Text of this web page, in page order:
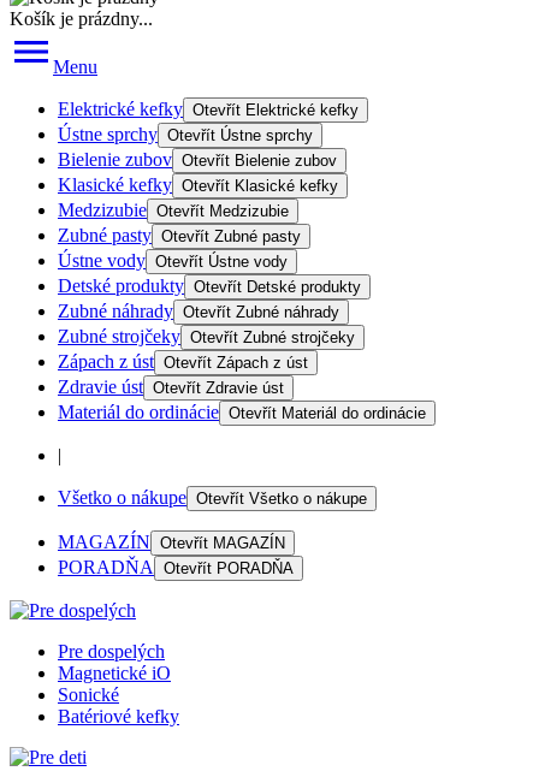
Košík je prázdny...
Menu
Elektrické kefky Otevřít Elektrické kefky
Ústne sprchy Otevřít Ústne sprchy
Bielenie zubov Otevřít Bielenie zubov
Klasické kefky Otevřít Klasické kefky
Medzizubie Otevřít Medzizubie
Zubné pasty Otevřít Zubné pasty
Ústne vody Otevřít Ústne vody
Detské produkty Otevřít Detské produkty
Zubné náhrady Otevřít Zubné náhrady
Zubné strojčeky Otevřít Zubné strojčeky
Zápach z úst Otevřít Zápach z úst
Zdravie úst Otevřít Zdravie úst
Materiál do ordinácie Otevřít Materiál do ordinácie
|
Všetko o nákupe Otevřít Všetko o nákupe
MAGAZÍN Otevřít MAGAZÍN
PORADŇA Otevřít PORADŇA
Pre dospelých
Magnetické iO
Sonické
Batériové kefky